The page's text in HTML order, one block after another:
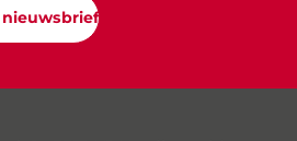
nieuwsbrief